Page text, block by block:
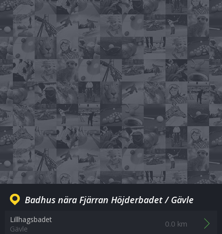
Badhus nära Fjärran Höjderbadet / Gävle
Lillhagsbadet
Gävle
0.0 km